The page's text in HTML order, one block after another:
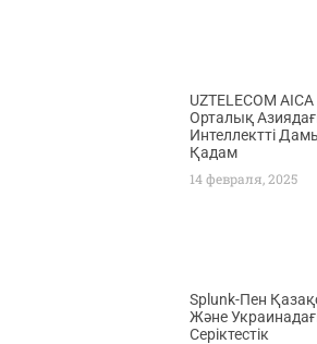
UZTELECOM
Орталық
Интеллектті
Қадам
14 февраля, 2025
Splunk-Пен
Және
Серіктестік